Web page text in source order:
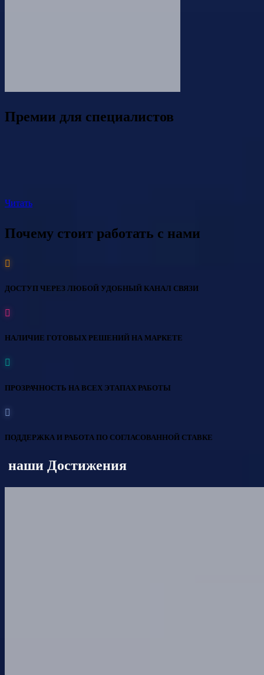
Премии для специалистов
Читать
Почему стоит работать с нами
ДОСТУП ЧЕРЕЗ ЛЮБОЙ УДОБНЫЙ КАНАЛ СВЯЗИ
НАЛИЧИЕ ГОТОВЫХ РЕШЕНИЙ НА МАРКЕТЕ
ПРОЗРАЧНОСТЬ НА ВСЕХ ЭТАПАХ РАБОТЫ
ПОДДЕРЖКА И РАБОТА ПО СОГЛАСОВАННОЙ СТАВКЕ
наши Достижения